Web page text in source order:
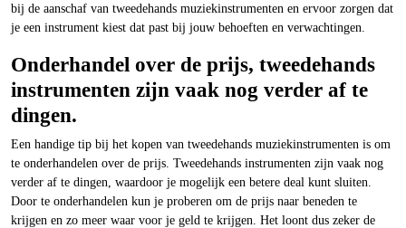
bij de aanschaf van tweedehands muziekinstrumenten en ervoor zorgen dat
je een instrument kiest dat past bij jouw behoeften en verwachtingen.
Onderhandel over de prijs, tweedehands
instrumenten zijn vaak nog verder af te
dingen.
Een handige tip bij het kopen van tweedehands muziekinstrumenten is om
te onderhandelen over de prijs. Tweedehands instrumenten zijn vaak nog
verder af te dingen, waardoor je mogelijk een betere deal kunt sluiten.
Door te onderhandelen kun je proberen om de prijs naar beneden te
krijgen en zo meer waar voor je geld te krijgen. Het loont dus zeker de